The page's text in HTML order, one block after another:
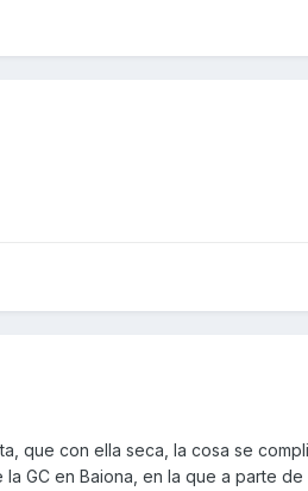
que con ella seca, la cosa se
GC en Baiona, en la que a parte